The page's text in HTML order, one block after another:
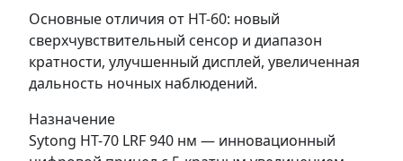
Основные отличия от HT-60: новый
сверхчувствительный сенсор и диапазон
кратности, улучшенный дисплей, увеличенная
дальность ночных наблюдений.
Назначение
Sytong HT-70 LRF 940 нм — инновационный